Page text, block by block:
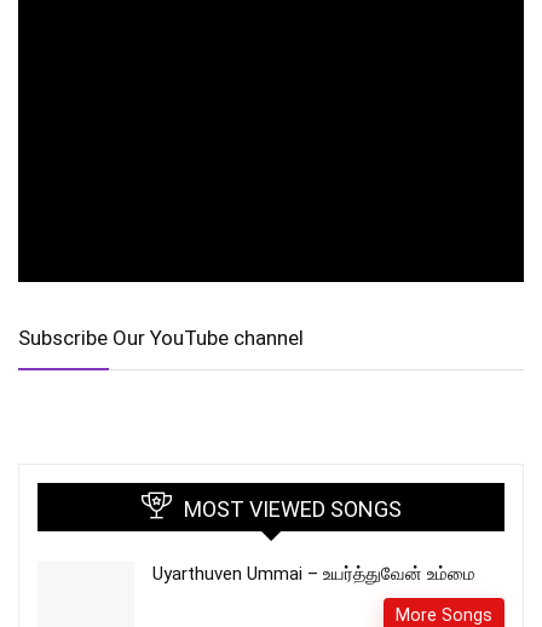
Subscribe Our YouTube channel
MOST VIEWED SONGS
Uyarthuven Ummai – உயர்த்துவேன் உம்மை
More Songs